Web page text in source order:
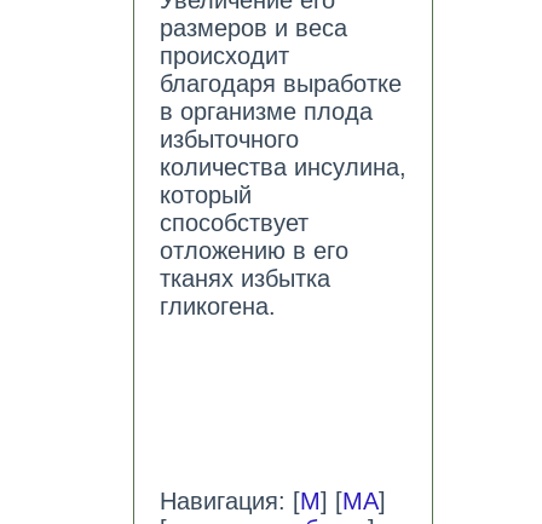
размеров и веса
происходит
благодаря выработке
в организме плода
избыточного
количества инсулина,
который
способствует
отложению в его
тканях избытка
гликогена.
Навигация: [М] [МА]